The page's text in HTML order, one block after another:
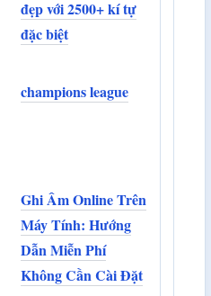
đẹp với 2500+ kí tự
đặc biệt
champions league
Ghi Âm Online Trên
Máy Tính: Hướng
Dẫn Miễn Phí
Không Cần Cài Đặt